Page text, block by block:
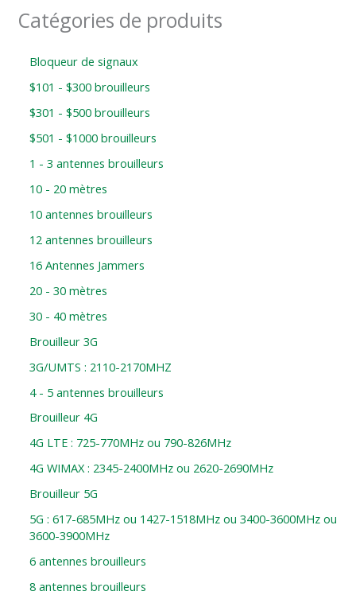
Catégories de produits
Bloqueur de signaux
$101 - $300 brouilleurs
$301 - $500 brouilleurs
$501 - $1000 brouilleurs
1 - 3 antennes brouilleurs
10 - 20 mètres
10 antennes brouilleurs
12 antennes brouilleurs
16 Antennes Jammers
20 - 30 mètres
30 - 40 mètres
Brouilleur 3G
3G/UMTS : 2110-2170MHZ
4 - 5 antennes brouilleurs
Brouilleur 4G
4G LTE : 725-770MHz ou 790-826MHz
4G WIMAX : 2345-2400MHz ou 2620-2690MHz
Brouilleur 5G
5G : 617-685MHz ou 1427-1518MHz ou 3400-3600MHz ou
3600-3900MHz
6 antennes brouilleurs
8 antennes brouilleurs